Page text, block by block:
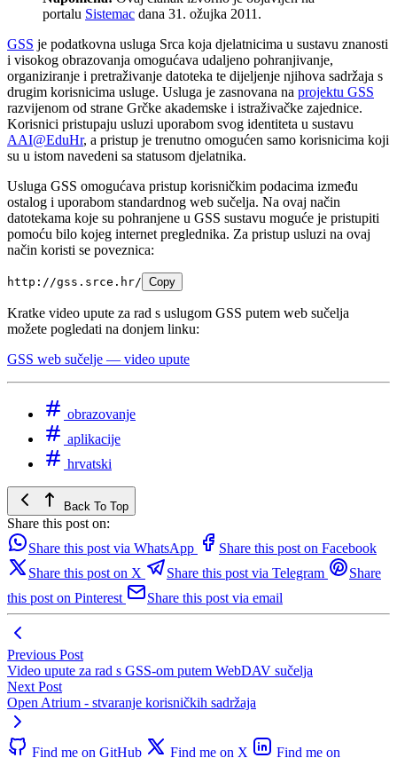
portalu Sistemac dana 31. ožujka 2011.
GSS je podatkovna usluga Srca koja djelatnicima u sustavu znanosti
i visokog obrazovanja omogućava udaljeno pohranjivanje,
organiziranje i pretraživanje datoteka te dijeljenje njihova sadržaja s
drugim korisnicima usluge. Usluga je zasnovana na projektu GSS
razvijenom od strane Grčke akademske i istraživačke zajednice.
Korisnici pristupaju usluzi uporabom svog identiteta u sustavu
AAI@EduHr, a pristup je trenutno omogućen samo korisnicima koji
su u istom navedeni sa statusom djelatnika.
Usluga GSS omogućava pristup korisničkim podacima između
ostalog i uporabom standardnog web sučelja. Na ovaj način
datotekama koje su pohranjene u GSS sustavu moguće je pristupiti
pomoću bilo kojeg internet preglednika. Za pristup usluzi na ovaj
način koristi se poveznica:
http://gss.srce.hr/ Copy
Kratke video upute za rad s uslugom GSS putem web sučelja
možete pogledati na donjem linku:
GSS web sučelje — video upute
obrazovanje
aplikacije
hrvatski
Back To Top
Share this post on:
Share this post via WhatsApp
Share this post on Facebook
Share this post on X
Share this post via Telegram
Share
this post on Pinterest
Share this post via email
Previous Post
Video upute za rad s GSS-om putem WebDAV sučelja
Next Post
Open Atrium - stvaranje korisničkih sadržaja
Find me on GitHub Find me on X Find me on